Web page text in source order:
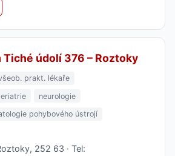
Tiché údolí 376 – Roztoky
prakt. lékaře
neurologie
pohybového ústrojí
252 63 · Tel: